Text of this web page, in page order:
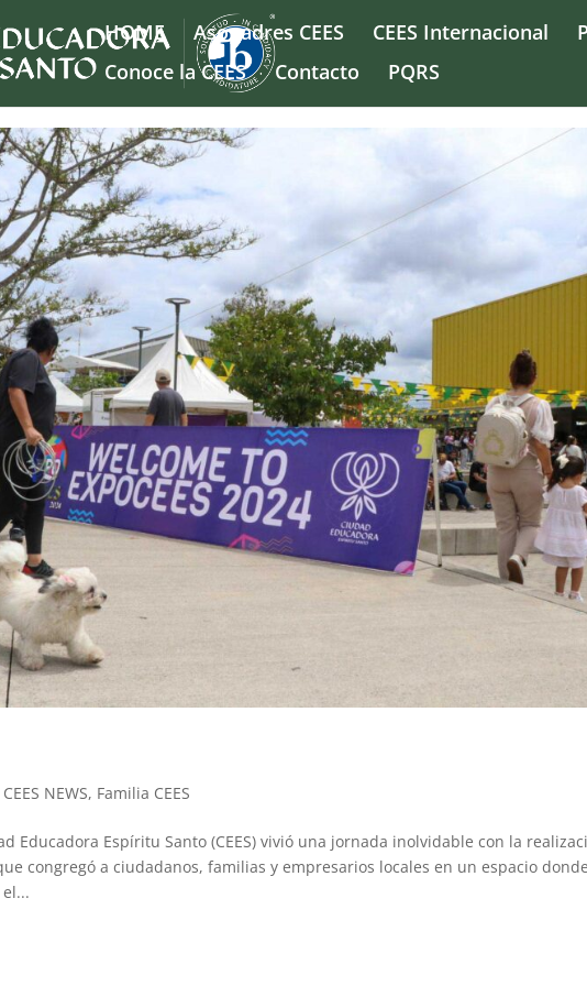
HOME Asopadres CEES CEES Internacional
Conoce la CEES
Contacto PQRS
CEES NEWS, Familia CEES
Educadora Espíritu Santo (CEES) vivió una jornada inolvidable con la
congregó a ciudadanos, familias y empresarios locales en un espacio